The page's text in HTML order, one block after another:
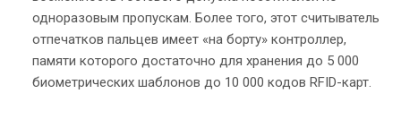
одноразовым пропускам. Более того, этот считыватель
отпечатков пальцев имеет «на борту» контроллер,
памяти которого достаточно для хранения до 5 000
биометрических шаблонов до 10 000 кодов RFID-карт.